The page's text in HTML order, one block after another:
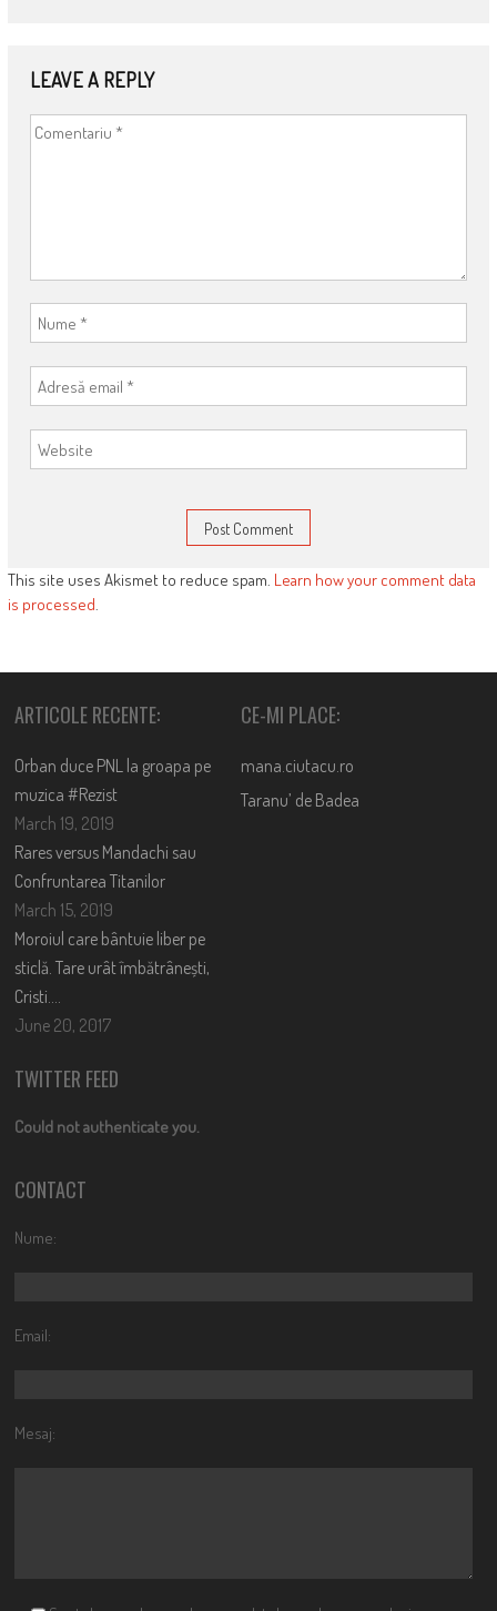
LEAVE A REPLY
This site uses Akismet to reduce spam. Learn how your comment data
is processed.
ARTICOLE RECENTE:
Orban duce PNL la groapa pe
muzica #Rezist
March 19, 2019
Rares versus Mandachi sau
Confruntarea Titanilor
March 15, 2019
Moroiul care bântuie liber pe
sticlă. Tare urât îmbătrânești,
Cristi….
June 20, 2017
CE-MI PLACE:
mana.ciutacu.ro
Taranu’ de Badea
TWITTER FEED
Could not authenticate you.
CONTACT
Nume:
Email:
Mesaj: